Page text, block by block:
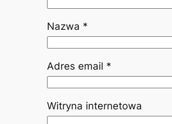
Nazwa *
Adres email *
Witryna internetowa